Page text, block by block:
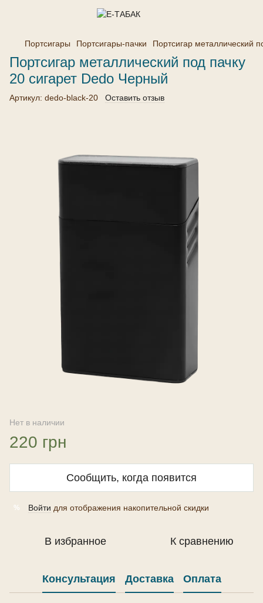
Портсигары Портсигары-пачки Портсигар металлический
Портсигар металлический под пачку
20 сигарет Dedo Черный
Артикул: dedo-black-20 Оставить отзыв
Нет в наличии
220 грн
Сообщить, когда появится
% Войти для отображения накопительной скидки
В избранное К сравнению
Консультация Доставка Оплата